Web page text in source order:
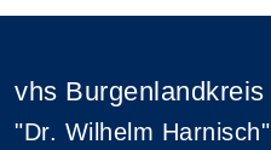
vhs Burgenlandkreis
"Dr. Wilhelm Harnisch"